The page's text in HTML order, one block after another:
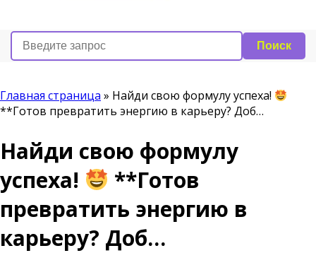
Поиск
Главная страница » Найди свою формулу успеха!
**Готов превратить энергию в карьеру? Доб…
Найди свою формулу
успеха!
**Готов
превратить энергию в
карьеру? Доб…